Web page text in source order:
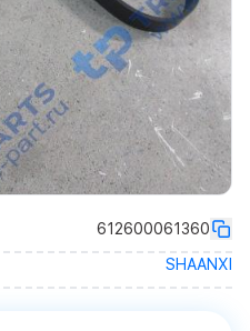
612600061360
SHAANXI